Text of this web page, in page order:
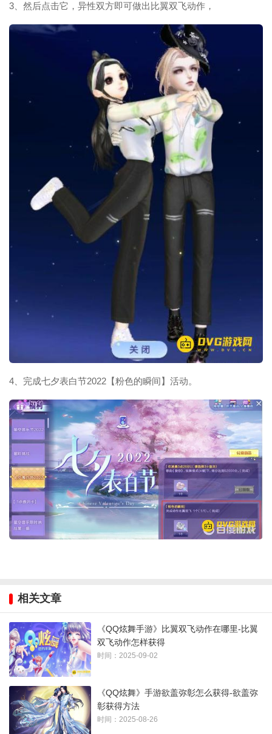
3、然后点击它，异性双方即可做出比翼双飞动作，
4、完成七夕表白节2022【粉色的瞬间】活动。
相关文章
《QQ炫舞手游》比翼双飞动作在哪里-比翼
双飞动作怎样获得
时间：2025-09-02
《QQ炫舞》手游欲盖弥彰怎么获得-欲盖弥
彰获得方法
时间：2025-08-26